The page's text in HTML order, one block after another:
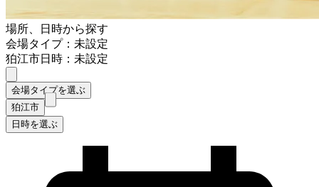
場所、日時から探す
会場タイプ：未設定
狛江市日時：未設定
会場タイプを選ぶ
狛江市
日時を選ぶ